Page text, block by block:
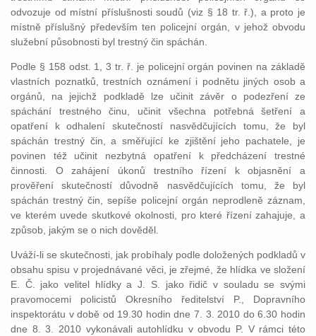
odvozuje od místní příslušnosti soudů (viz § 18 tr. ř.), a proto je
místně příslušný především ten policejní orgán, v jehož obvodu
služební působnosti byl trestný čin spáchán.
Podle § 158 odst. 1, 3 tr. ř. je policejní orgán povinen na základě
vlastních poznatků, trestních oznámení i podnětu jiných osob a
orgánů, na jejichž podkladě lze učinit závěr o podezření ze
spáchání trestného činu, učinit všechna potřebná šetření a
opatření k odhalení skutečností nasvědčujících tomu, že byl
spáchán trestný čin, a směřující ke zjištění jeho pachatele, je
povinen též učinit nezbytná opatření k předcházení trestné
činnosti. O zahájení úkonů trestního řízení k objasnění a
prověření skutečností důvodně nasvědčujících tomu, že byl
spáchán trestný čin, sepíše policejní orgán neprodleně záznam,
ve kterém uvede skutkové okolnosti, pro které řízení zahajuje, a
způsob, jakým se o nich dověděl.
Uváží-li se skutečnosti, jak probíhaly podle doložených podkladů v
obsahu spisu v projednávané věci, je zřejmé, že hlídka ve složení
E. Č. jako velitel hlídky a J. S. jako řidič v souladu se svými
pravomocemi policistů Okresního ředitelství P., Dopravního
inspektorátu v době od 19.30 hodin dne 7. 3. 2010 do 6.30 hodin
dne 8. 3. 2010 vykonávali autohlídku v obvodu P. V rámci této